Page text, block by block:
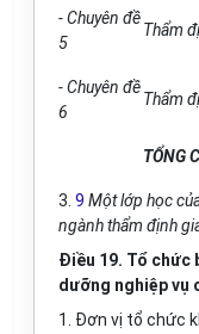
- Chuyên đề
5
Thẩm
- Chuyên đề
6
Thẩm
TỔNG
3. 9 Một lớp học
ngành thẩm định gi
Điều 19. Tổ chức
dưỡng nghiệp vụ
1. Đơn vị tổ chức